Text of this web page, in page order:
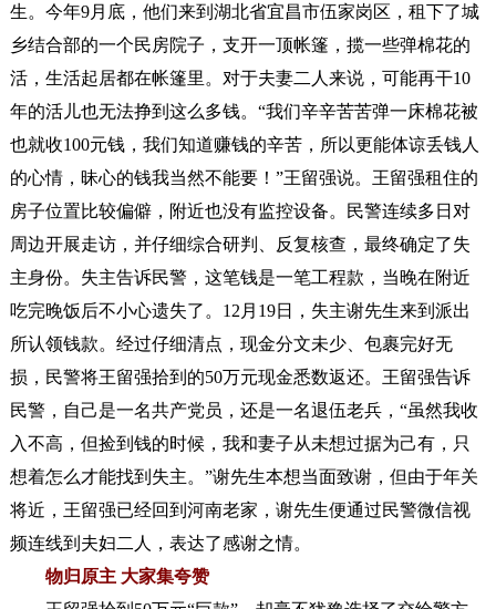
生。今年9月底，他们来到湖北省宜昌市伍家岗区，租下了城
乡结合部的一个民房院子，支开一顶帐篷，揽一些弹棉花的
活，生活起居都在帐篷里。对于夫妻二人来说，可能再干10
年的活儿也无法挣到这么多钱。“我们辛辛苦苦弹一床棉花被
也就收100元钱，我们知道赚钱的辛苦，所以更能体谅丢钱人
的心情，昧心的钱我当然不能要！”王留强说。 王留强租住的
房子位置比较偏僻，附近也没有监控设备。民警连续多日对
周边开展走访，并仔细综合研判、反复核查，最终确定了失
主身份。失主告诉民警，这笔钱是一笔工程款，当晚在附近
吃完晚饭后不小心遗失了。 12月19日，失主谢先生来到派出
所认领钱款。经过仔细清点，现金分文未少、包裹完好无
损，民警将王留强拾到的50万元现金悉数返还。 王留强告诉
民警，自己是一名共产党员，还是一名退伍老兵，“虽然我收
入不高，但捡到钱的时候，我和妻子从未想过据为己有，只
想着怎么才能找到失主。”谢先生本想当面致谢，但由于年关
将近，王留强已经回到河南老家，谢先生便通过民警微信视
频连线到夫妇二人，表达了感谢之情。
物归原主 大家集夸赞